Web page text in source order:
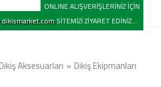
ONLINE ALIŞVERİŞLERİNİZ İÇİN
SİTEMİZİ ZİYARET EDİNİZ...
Aksesuarları Dikiş Ekipmanları